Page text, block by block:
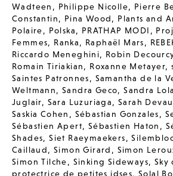
Wadteen , Philippe Nicolle, Pierre
Constantin, Pina Wood, Plants and
Polaire, Polska, PRATHAP MODI ,
Femmes, Ranka, Raphaël Mars,
Riccardo Meneghini, Robin
Romain Tiriakian, Roxanne Metayer,
Saintes Patronnes, Samantha de la
Weltmann,Sandra Geco,Sandra
Juglair, Sara Luzuriaga,Sarah
Saskia Cohen , Sébastian Gonzales,
Sébastien Apert, Sébastien Haton ,
Shades,Siet Raeymaekers,
Caillaud,Simon Girard , Simon
Simon Tilche, Sinking Sideways, Sky
protectrice de petites idses,Solal